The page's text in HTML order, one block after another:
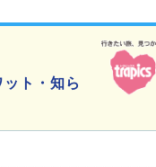
ト・知ら